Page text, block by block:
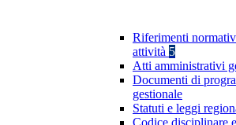
Riferimenti
attività 5
Atti amministrativi
Documenti di
gestionale
Statuti e leggi